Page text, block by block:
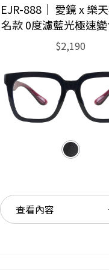
EJR-888｜ 愛鏡 x 樂
名款 0度濾藍光極速
$2,190
查看內容